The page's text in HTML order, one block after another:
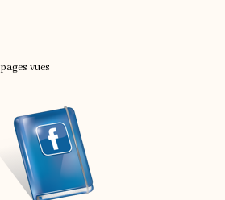
pages vues